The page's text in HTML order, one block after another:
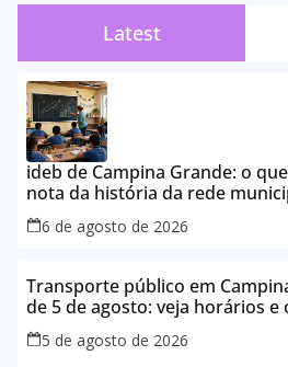
Latest
ideb de Campina Grande: o
nota da história da rede
6 de agosto de 2026
Transporte público em
de 5 de agosto: veja horários e
5 de agosto de 2026